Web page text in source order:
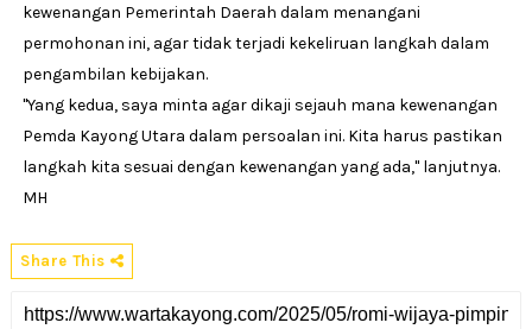
kewenangan Pemerintah Daerah dalam menangani
permohonan ini, agar tidak terjadi kekeliruan langkah dalam
pengambilan kebijakan.
"Yang kedua, saya minta agar dikaji sejauh mana kewenangan
Pemda Kayong Utara dalam persoalan ini. Kita harus pastikan
langkah kita sesuai dengan kewenangan yang ada," lanjutnya.
MH
Share This